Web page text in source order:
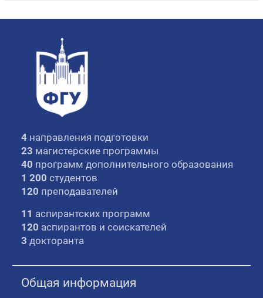
4 направления подготовки
23 магистерские программы
40 программ дополнительного образования
1 200 студентов
120 преподавателей
11 аспирантских программ
120 аспирантов и соискателей
3 докторанта
Общая информация